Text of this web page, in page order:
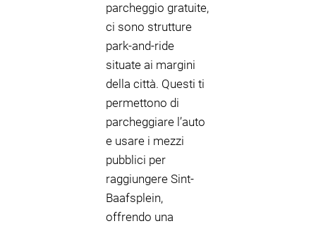
parcheggio gratuite,
ci sono strutture
park-and-ride
situate ai margini
della città. Questi ti
permettono di
parcheggiare l’auto
e usare i mezzi
pubblici per
raggiungere Sint-
Baafsplein,
offrendo una